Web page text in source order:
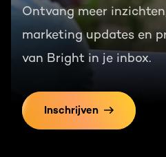
Ontvang meer
marketing updates en
van Bright in je inbox.
Inschrijven